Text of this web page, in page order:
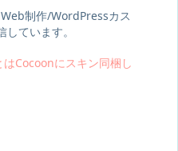
制作/WordPressカス
ています。
Cocoonにスキン同梱し